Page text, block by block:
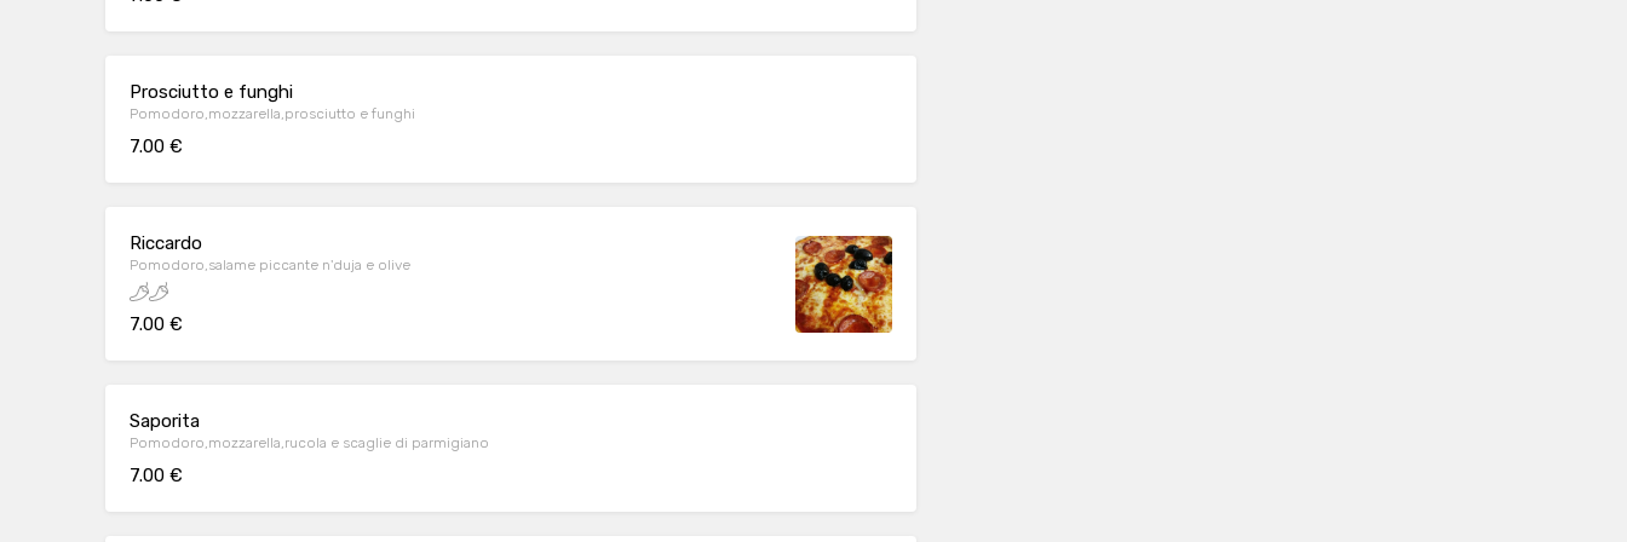
Prosciutto e funghi
Pomodoro,mozzarella,prosciutto e funghi
7.00 €
Riccardo
Pomodoro,salame piccante n'duja e olive
7.00 €
Saporita
Pomodoro,mozzarella,rucola e scaglie di parmigiano
7.00 €